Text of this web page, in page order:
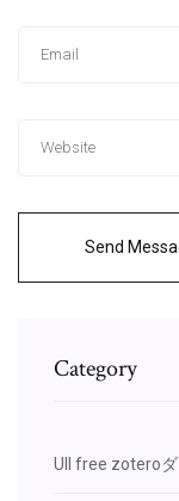
Send
Category
Ull free zotero